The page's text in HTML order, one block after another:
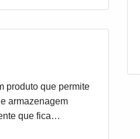
produto que permite
armazenagem
que fica